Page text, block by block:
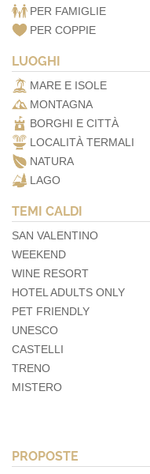
PER FAMIGLIE
PER COPPIE
LUOGHI
MARE E ISOLE
MONTAGNA
BORGHI E CITTÀ
LOCALITÀ TERMALI
NATURA
LAGO
TEMI CALDI
SAN VALENTINO
WEEKEND
WINE RESORT
HOTEL ADULTS ONLY
PET FRIENDLY
UNESCO
CASTELLI
TRENO
MISTERO
PROPOSTE